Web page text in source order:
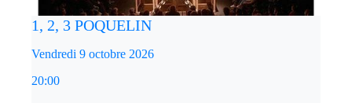
1, 2, 3 POQUELIN
Vendredi 9 octobre 2026
20:00